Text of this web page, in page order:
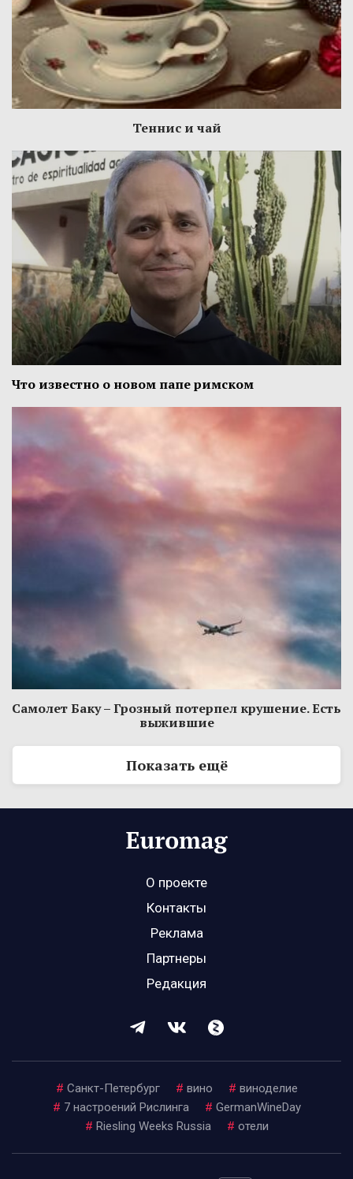
Теннис и чай
Что известно о новом папе римском
Самолет Баку – Грозный потерпел крушение. Есть
выжившие
Показать ещё
О проекте
Контакты
Реклама
Партнеры
Редакция
# Санкт-Петербург # вино # виноделие
# 7 настроений Рислинга # GermanWineDay
# Riesling Weeks Russia # отели